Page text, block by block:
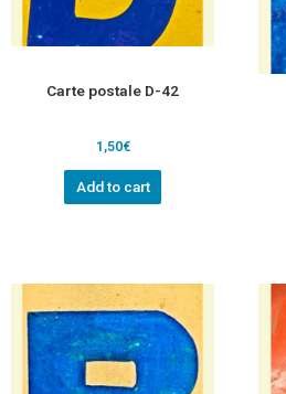
Carte postale D-42
1,50€
Add to cart